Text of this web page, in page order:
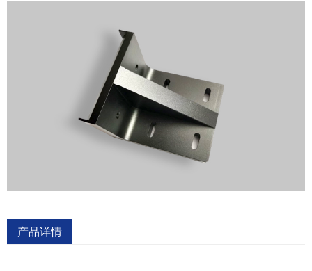
产品详情